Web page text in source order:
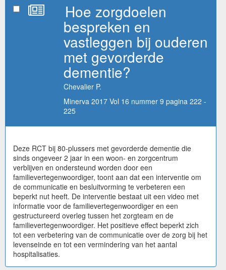
Hoe zorgdoelen
bespreken en
vastleggen bij ouderen
met gevorderde
dementie?
Chevalier P.
Minerva 2017 Vol 16 nummer 9 pagina 222 -
225
Deze RCT bij 80-plussers met gevorderde dementie die
sinds ongeveer 2 jaar in een woon- en zorgcentrum
verblijven en ondersteund worden door een
familievertegenwoordiger, toont aan dat een interventie om
de communicatie en besluitvorming te verbeteren een
beperkt nut heeft. De interventie bestaat uit een video met
informatie voor de familievertegenwoordiger en een
gestructureerd overleg tussen het zorgteam en de
familievertegenwoordiger. Het positieve effect beperkt zich
tot een verbetering van de communicatie over de zorg bij het
levenseinde en tot een vermindering van het aantal
hospitalisaties.